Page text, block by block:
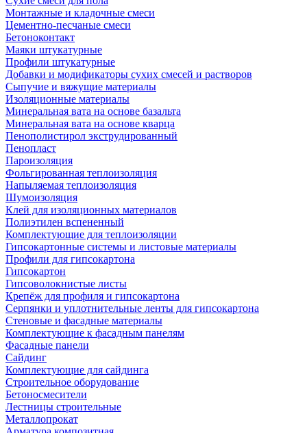
Монтажные и кладочные смеси
Цементно-песчаные смеси
Бетоноконтакт
Маяки штукатурные
Профили штукатурные
Добавки и модификаторы сухих смесей и растворов
Сыпучие и вяжущие материалы
Изоляционные материалы
Минеральная вата на основе базальта
Минеральная вата на основе кварца
Пенополистирол экструдированный
Пенопласт
Пароизоляция
Фольгированная теплоизоляция
Напыляемая теплоизоляция
Шумоизоляция
Клей для изоляционных материалов
Полиэтилен вспененный
Комплектующие для теплоизоляции
Гипсокартонные системы и листовые материалы
Профили для гипсокартона
Гипсокартон
Гипсоволокнистые листы
Крепёж для профиля и гипсокартона
Серпянки и уплотнительные ленты для гипсокартона
Стеновые и фасадные материалы
Комплектующие к фасадным панелям
Фасадные панели
Сайдинг
Комплектующие для сайдинга
Строительное оборудование
Бетоносмесители
Лестницы строительные
Металлопрокат